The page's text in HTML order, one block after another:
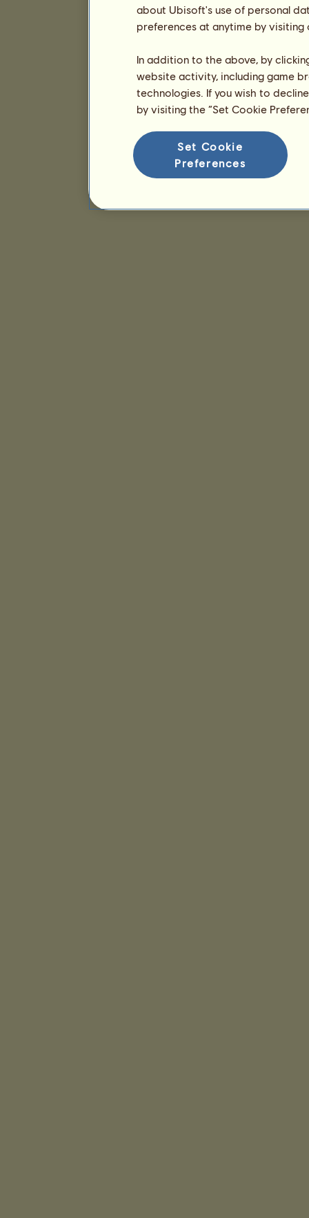
about Ubisoft's use of personal
preferences at anytime by
In addition to the above, by
website activity, including game
technologies. If you wish to
by visiting the “Set Cookie
Set Cookie
Preferences